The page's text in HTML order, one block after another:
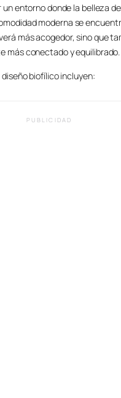
entorno donde la belleza
moderna se
más acogedor, sino que
más conectado y equilibrado.
biofílico incluyen:
PUBLICIDAD